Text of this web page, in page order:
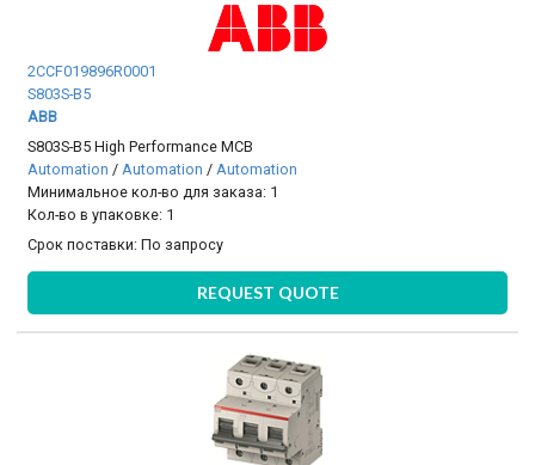
2CCF019896R0001
S803S-B5
ABB
S803S-B5 High Performance MCB
Automation / Automation / Automation
Минимальное кол-во для заказа: 1
Кол-во в упаковке: 1
Срок поставки:По запросу
REQUEST QUOTE